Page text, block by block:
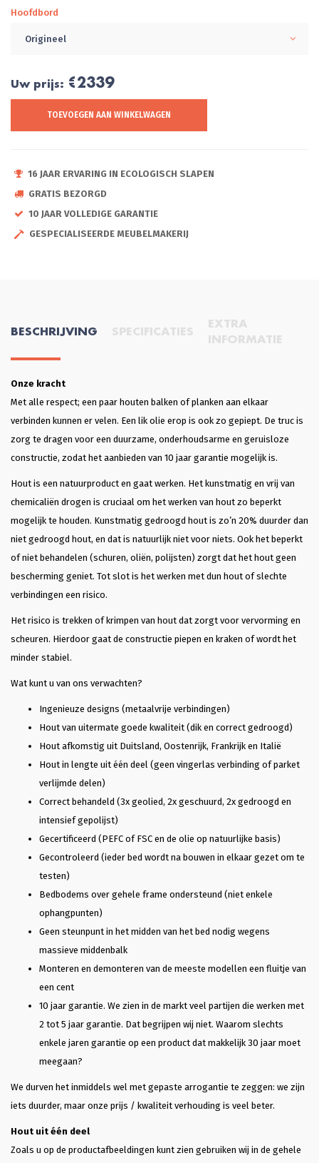
Hoofdbord
Origineel
Uw prijs: €2339
TOEVOEGEN AAN WINKELWAGEN
16 JAAR ERVARING IN ECOLOGISCH SLAPEN
GRATIS BEZORGD
10 JAAR VOLLEDIGE GARANTIE
GESPECIALISEERDE MEUBELMAKERIJ
BESCHRIJVING SPECIFICATIES
EXTRA
INFORMATIE
Onze kracht
Met alle respect; een paar houten balken of planken aan elkaar
verbinden kunnen er velen. Een lik olie erop is ook zo gepiept. De truc is
zorg te dragen voor een duurzame, onderhoudsarme en geruisloze
constructie, zodat het aanbieden van 10 jaar garantie mogelijk is.
Hout is een natuurproduct en gaat werken. Het kunstmatig en vrij van
chemicaliën drogen is cruciaal om het werken van hout zo beperkt
mogelijk te houden. Kunstmatig gedroogd hout is zo’n 20% duurder dan
niet gedroogd hout, en dat is natuurlijk niet voor niets. Ook het beperkt
of niet behandelen (schuren, oliën, polijsten) zorgt dat het hout geen
bescherming geniet. Tot slot is het werken met dun hout of slechte
verbindingen een risico.
Het risico is trekken of krimpen van hout dat zorgt voor vervorming en
scheuren. Hierdoor gaat de constructie piepen en kraken of wordt het
minder stabiel.
Wat kunt u van ons verwachten?
Ingenieuze designs (metaalvrije verbindingen)
Hout van uitermate goede kwaliteit (dik en correct gedroogd)
Hout afkomstig uit Duitsland, Oostenrijk, Frankrijk en Italië
Hout in lengte uit één deel (geen vingerlas verbinding of parket
verlijmde delen)
Correct behandeld (3x geolied, 2x geschuurd, 2x gedroogd en
intensief gepolijst)
Gecertificeerd (PEFC of FSC en de olie op natuurlijke basis)
Gecontroleerd (ieder bed wordt na bouwen in elkaar gezet om te
testen)
Bedbodems over gehele frame ondersteund (niet enkele
ophangpunten)
Geen steunpunt in het midden van het bed nodig wegens
massieve middenbalk
Monteren en demonteren van de meeste modellen een fluitje van
een cent
10 jaar garantie. We zien in de markt veel partijen die werken met
2 tot 5 jaar garantie. Dat begrijpen wij niet. Waarom slechts
enkele jaren garantie op een product dat makkelijk 30 jaar moet
meegaan?
We durven het inmiddels wel met gepaste arrogantie te zeggen: we zijn
iets duurder, maar onze prijs / kwaliteit verhouding is veel beter.
Hout uit één deel
Zoals u op de productafbeeldingen kunt zien gebruiken wij in de gehele